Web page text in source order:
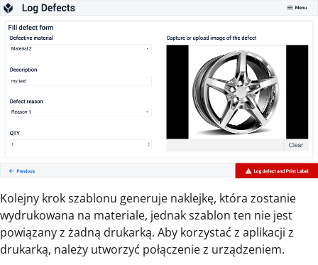
Kolejny krok szablonu generuje naklejkę, która zostanie
wydrukowana na materiale, jednak szablon ten nie jest
powiązany z żadną drukarką. Aby korzystać z aplikacji z
drukarką, należy utworzyć połączenie z urządzeniem.